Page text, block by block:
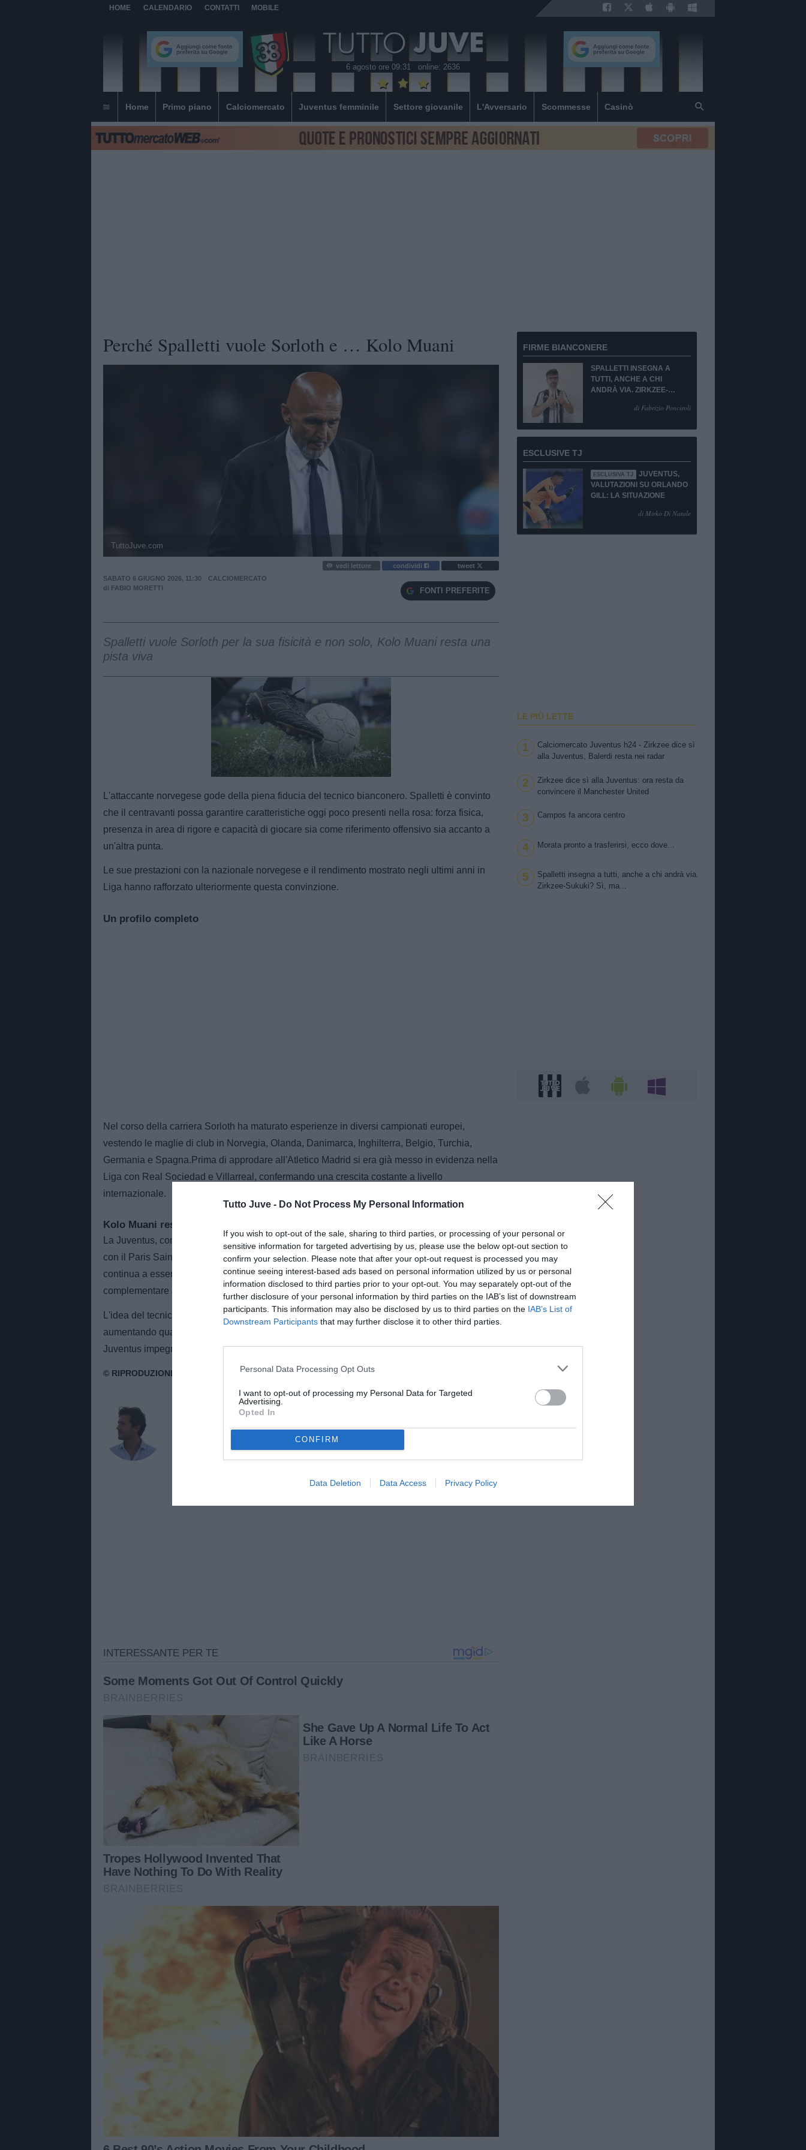
Tutto Juve - Do Not Process My Personal Information
If you wish to opt-out of the sale, sharing to third parties, or processing of your personal or
sensitive information for targeted advertising by us, please use the below opt-out section to
confirm your selection. Please note that after your opt-out request is processed you may
continue seeing interest-based ads based on personal information utilized by us or personal
information disclosed to third parties prior to your opt-out. You may separately opt-out of the
further disclosure of your personal information by third parties on the IAB’s list of downstream
participants. This information may also be disclosed by us to third parties on the IAB’s List of
Downstream Participants that may further disclose it to other third parties.
Personal Data Processing Opt Outs
I want to opt-out of processing my Personal Data for Targeted
Advertising.
Opted In
CONFIRM
Data Deletion Data Access Privacy Policy
HOME CALENDARIO CONTATTI MOBILE
6 agosto ore 09:31 online: 2636
Home Primo piano Calciomercato Juventus femminile Settore giovanile L'Avversario Scommesse Casinò
Perché Spalletti vuole Sorloth e … Kolo Muani
TuttoJuve.com
vedi letture condividi
tweet
SABATO 6 GIUGNO 2026, 11:30
CALCIOMERCATO
di FABIO MORETTI FONTI PREFERITE
Spalletti vuole Sorloth per la sua fisicità e non solo, Kolo Muani resta una
pista viva
Loaded
100.00%
L'attaccante norvegese gode della piena fiducia del tecnico bianconero. Spalletti è convinto
che il centravanti possa garantire caratteristiche oggi poco presenti nella rosa: forza fisica,
presenza in area di rigore e capacità di giocare sia come riferimento offensivo sia accanto a
un'altra punta.
Le sue prestazioni con la nazionale norvegese e il rendimento mostrato negli ultimi anni in
Liga hanno rafforzato ulteriormente questa convinzione.
Un profilo completo
Nel corso della carriera Sorloth ha maturato esperienze in diversi campionati europei,
vestendo le maglie di club in Norvegia, Olanda, Danimarca, Inghilterra, Belgio, Turchia,
Germania e Spagna.Prima di approdare all'Atletico Madrid si era già messo in evidenza nella
Liga con Real Sociedad e Villarreal, confermando una crescita costante a livello
internazionale.
Kolo Muani resta nei piani
La Juventus, comunque, non sta lavorando su un solo fronte. Proseguono infatti i dialoghi
con il Paris Saint-Germain e con l'entourage di Randal Kolo Muani. L'attaccante francese
continua a essere molto apprezzato dalla dirigenza e dallo stesso Spalletti, che lo considera
complementare a Sorloth e non un'alternativa.
L'idea del tecnico è quella di costruire un reparto offensivo con due attaccanti di alto livello,
aumentando qualità, esperienza e soluzioni tattiche in vista di una stagione che vedrà la
Juventus impegnata sia in Serie A sia in Europa League.
Fabio Moretti
Juventus e del calcio italiano. Su TuttoJuve.com racconta quotidianamente notizie,
FIRME BIANCONERE
SPALLETTI INSEGNA A
TUTTI, ANCHE A CHI
ANDRÀ VIA. ZIRKZEE-
di Fabrizio Ponciroli
ESCLUSIVE TJ
ESCLUSIVA TJ
JUVENTUS,
VALUTAZIONI SU ORLANDO
GILL: LA SITUAZIONE
di Mirko Di Natale
LE PIÙ LETTE
1
Calciomercato Juventus h24 - Zirkzee dice sì
alla Juventus, Balerdi resta nei radar
2
Zirkzee dice sì alla Juventus: ora resta da
convincere il Manchester United
3 Campos fa ancora centro
4 Morata pronto a trasferirsi, ecco dove...
5
Spalletti insegna a tutti, anche a chi andrà via.
Zirkzee-Sukuki? Sì, ma...